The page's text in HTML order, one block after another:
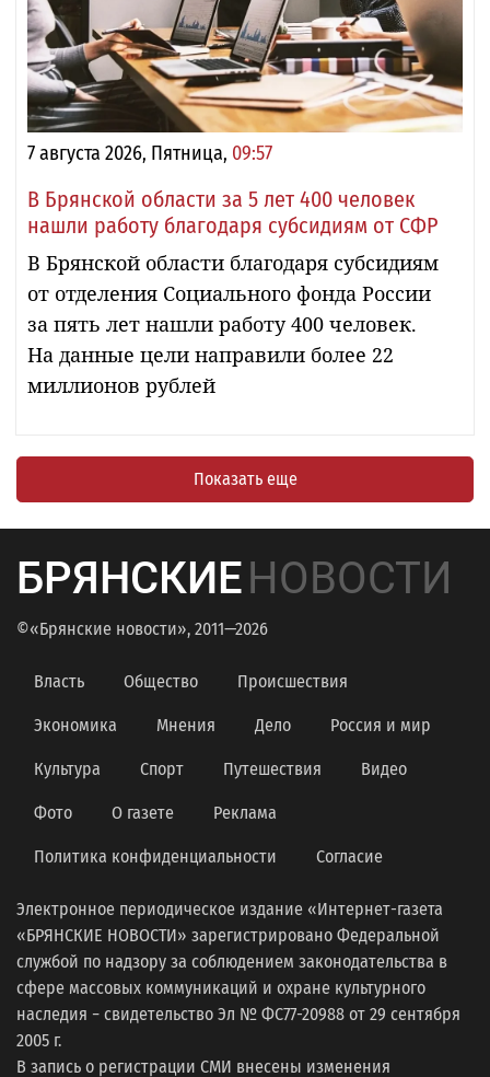
7 августа 2026, Пятница, 09:57
В Брянской области за 5 лет 400 человек
нашли работу благодаря субсидиям от СФР
В Брянской области благодаря субсидиям
от отделения Социального фонда России
за пять лет нашли работу 400 человек.
На данные цели направили более 22
миллионов рублей
Показать еще
БРЯНСКИЕНОВОСТИ
©«Брянские новости», 2011—2026
Власть Общество Происшествия
Экономика Мнения Дело Россия и мир
Культура Спорт Путешествия Видео
Фото О газете Реклама
Политика конфиденциальности Согласие
Электронное периодическое издание «Интернет-газета
«БРЯНСКИЕ НОВОСТИ» зарегистрировано Федеральной
службой по надзору за соблюдением законодательства в
сфере массовых коммуникаций и охране культурного
наследия − свидетельство Эл № ФС77-20988 от 29 сентября
2005 г.
В запись о регистрации СМИ внесены изменения